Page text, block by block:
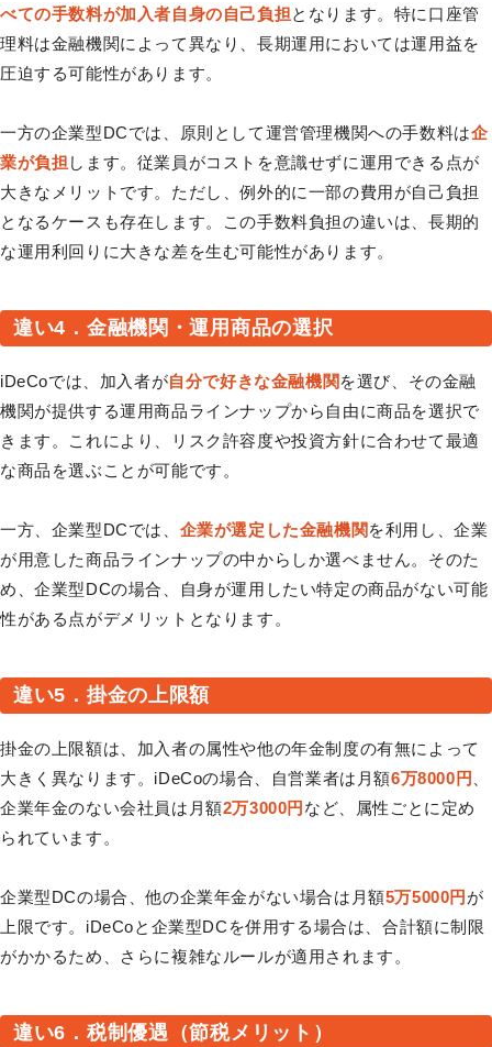
べての手数料が加入者自身の自己負担となります。特に口座管
理料は金融機関によって異なり、長期運用においては運用益を
圧迫する可能性があります。
一方の企業型DCでは、原則として運営管理機関への手数料は企
業が負担 します。従業員がコストを意識せずに運用できる点が
大きなメリットです。ただし、例外的に一部の費用が自己負担
となるケースも存在します。この手数料負担の違いは、長期的
な運用利回りに大きな差を生む可能性があります。
違い4．金融機関・運用商品の選択
iDeCoでは、加入者が自分で好きな金融機関 を選び、その金融
機関が提供する運用商品ラインナップから自由に商品を選択で
きます。これにより、リスク許容度や投資方針に合わせて最適
な商品を選ぶことが可能です。
一方、企業型DCでは、 企業が選定した金融機関 を利用し、企業
が用意した商品ラインナップの中からしか選べません。そのた
め、企業型DCの場合、自身が運用したい特定の商品がない可能
性がある点がデメリットとなります。
違い5．掛金の上限額
掛金の上限額は、加入者の属性や他の年金制度の有無によって
大きく異なります。iDeCoの場合、自営業者は月額6万8000円
企業年金のない会社員は月額2万3000円 など、属性ごとに定め
られています。
企業型DCの場合、他の企業年金がない場合は月額5万5000円 が
上限です。iDeCoと企業型DCを併用する場合は、合計額に制限
がかかるため、さらに複雑なルールが適用されます。
違い6．税制優遇（節税メリット）